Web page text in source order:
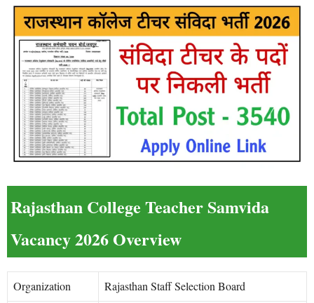
Rajasthan College Teacher Samvida
Vacancy 2026 Overview
Organization Rajasthan Staff Selection Board